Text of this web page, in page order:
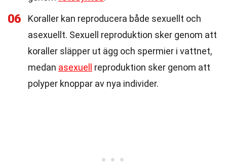
06
Koraller kan reproducera både sexuellt och
asexuellt. Sexuell reproduktion sker genom att
koraller släpper ut ägg och spermier i vattnet,
medan asexuell
reproduktion sker genom att
polyper knoppar av nya individer.